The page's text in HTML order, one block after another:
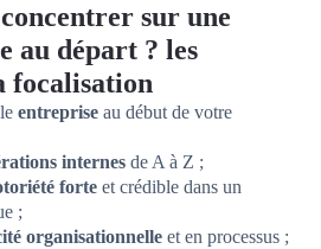
sur une
au départ ? les
focalisation
entreprise au début de votre
internes de A à Z ;
forte et crédible dans un
;
organisationnelle et en processus ;